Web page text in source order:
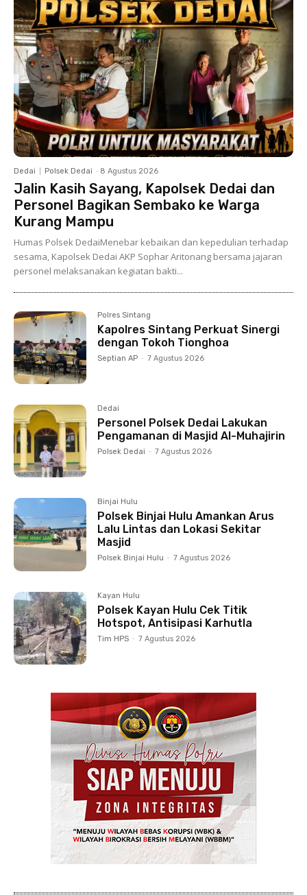
Dedai Polsek Dedai - 8 Agustus 2026
Jalin Kasih Sayang, Kapolsek Dedai dan
Personel Bagikan Sembako ke Warga
Kurang Mampu
Humas Polsek DedaiMenebar kebaikan dan kepedulian terhadap
sesama, Kapolsek Dedai AKP Sophar Aritonang bersama jajaran
personel melaksanakan kegiatan bakti...
Polres Sintang
Kapolres Sintang Perkuat Sinergi
dengan Tokoh Tionghoa
Septian AP - 7 Agustus 2026
Dedai
Personel Polsek Dedai Lakukan
Pengamanan di Masjid Al-Muhajirin
Polsek Dedai - 7 Agustus 2026
Binjai Hulu
Polsek Binjai Hulu Amankan Arus
Lalu Lintas dan Lokasi Sekitar
Masjid
Polsek Binjai Hulu - 7 Agustus 2026
Kayan Hulu
Polsek Kayan Hulu Cek Titik
Hotspot, Antisipasi Karhutla
Tim HPS - 7 Agustus 2026